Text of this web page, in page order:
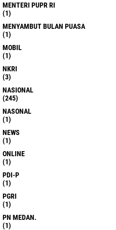
MENTERI PUPR RI
(1)
MENYAMBUT BULAN PUASA
(1)
MOBIL
(1)
NKRI
(3)
NASIONAL
(245)
NASONAL
(1)
NEWS
(1)
ONLINE
(1)
PDI-P
(1)
PGRI
(1)
PN MEDAN.
(1)